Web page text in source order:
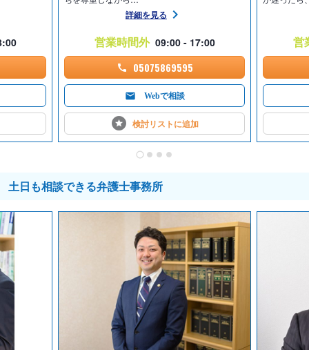
詳細を見る
営業時間外 09:00 - 17:00
05075869595
Webで相談
検討リストに追加
営
土日も相談できる弁護士事務所